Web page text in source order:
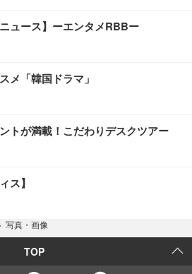
ュース】ーエンタメRBBー
メ「韓国ドラマ」
トが満載！こだわりデスクツアー
ス】
› 写真・画像
TOP